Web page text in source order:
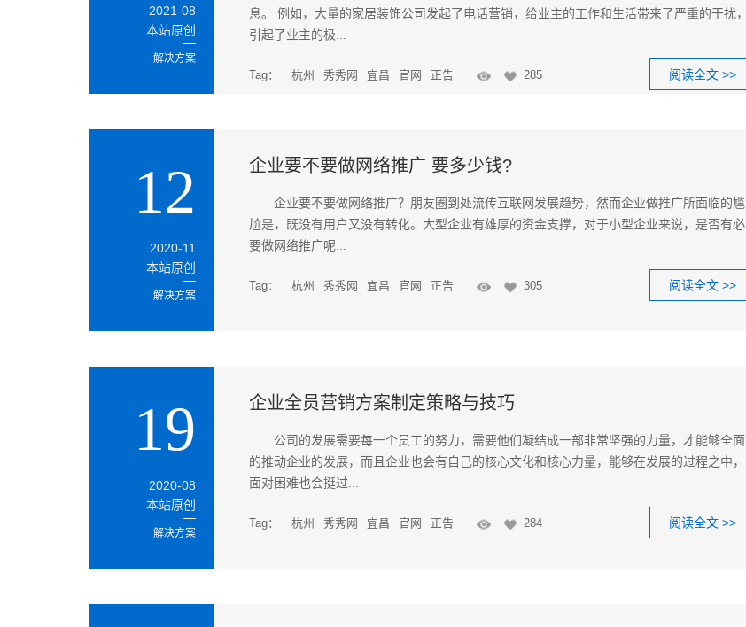
2021-08
本站原创
解决方案
息。 例如，大量的家居装饰公司发起了电话营销，给业主的工作和生活带来了严重的干扰，
引起了业主的极...
阅读全文 >>
Tag： 杭州 秀秀网 宜昌 官网 正告 285
12
2020-11
本站原创
解决方案
企业要不要做网络推广 要多少钱?
企业要不要做网络推广？朋友圈到处流传互联网发展趋势，然而企业做推广所面临的尴
尬是，既没有用户又没有转化。大型企业有雄厚的资金支撑，对于小型企业来说，是否有必
要做网络推广呢...
阅读全文 >>
Tag： 杭州 秀秀网 宜昌 官网 正告 305
19
2020-08
本站原创
解决方案
企业全员营销方案制定策略与技巧
公司的发展需要每一个员工的努力，需要他们凝结成一部非常坚强的力量，才能够全面
的推动企业的发展，而且企业也会有自己的核心文化和核心力量，能够在发展的过程之中，
面对困难也会挺过...
阅读全文 >>
Tag： 杭州 秀秀网 宜昌 官网 正告 284